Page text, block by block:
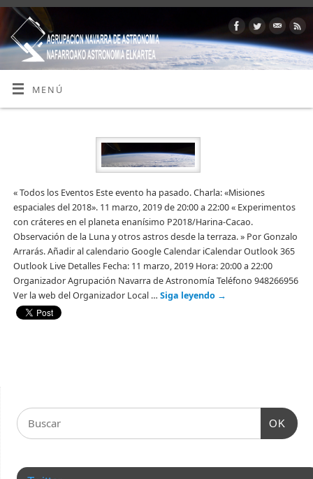
MENÚ
« Todos los Eventos Este evento ha pasado. Charla: «Misiones
espaciales del 2018». 11 marzo, 2019 de 20:00 a 22:00 « Experimentos
con cráteres en el planeta enanísimo P2018/Harina-Cacao.
Observación de la Luna y otros astros desde la terraza. » Por Gonzalo
Arrarás. Añadir al calendario Google Calendar iCalendar Outlook 365
Outlook Live Detalles Fecha: 11 marzo, 2019 Hora: 20:00 a 22:00
Organizador Agrupación Navarra de Astronomía Teléfono 948266956
Ver la web del Organizador Local … Siga leyendo →
OK